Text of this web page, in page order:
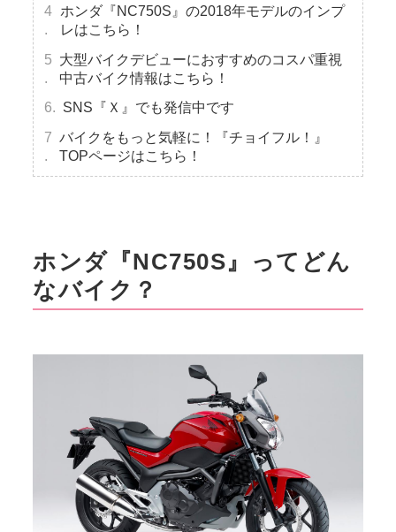
ホンダ『NC750S』の2018年モデルのインプ
レはこちら！
大型バイクデビューにおすすめのコスパ重視
中古バイク情報はこちら！
SNS『Ｘ』でも発信中です
バイクをもっと気軽に！『チョイフル！』
TOPページはこちら！
ホンダ『NC750S』ってどん
なバイク？